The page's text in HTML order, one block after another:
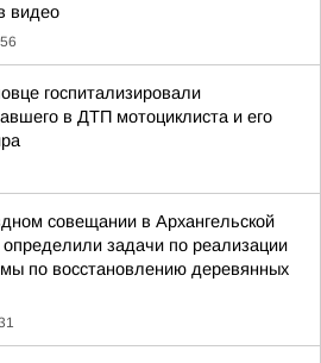
видео
госпитализировали
в ДТП мотоциклиста и его
совещании в Архангельской
определили задачи по реализации
по восстановлению деревянных